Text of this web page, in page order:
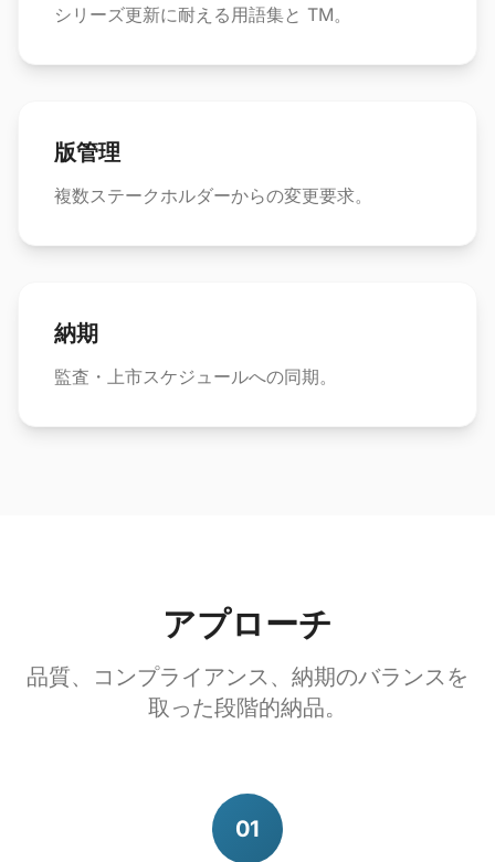
シリーズ更新に耐える用語集と TM。
版管理
複数ステークホルダーからの変更要求。
納期
監査・上市スケジュールへの同期。
アプローチ
品質、コンプライアンス、納期のバランスを
取った段階的納品。
01